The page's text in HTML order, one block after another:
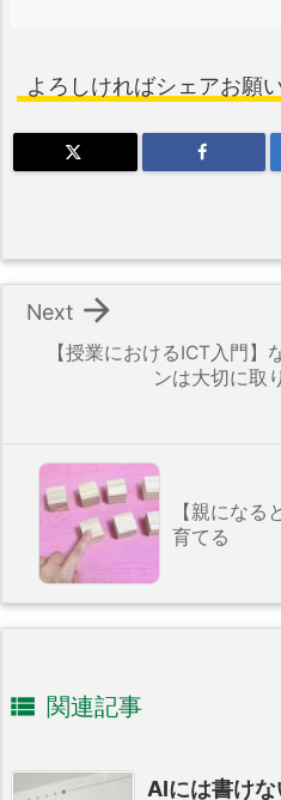
よろしければシェアお願
【授業におけるICT入門】
ンは大切に取

Next
【親になる
育てる
 関連記事
AIには書け